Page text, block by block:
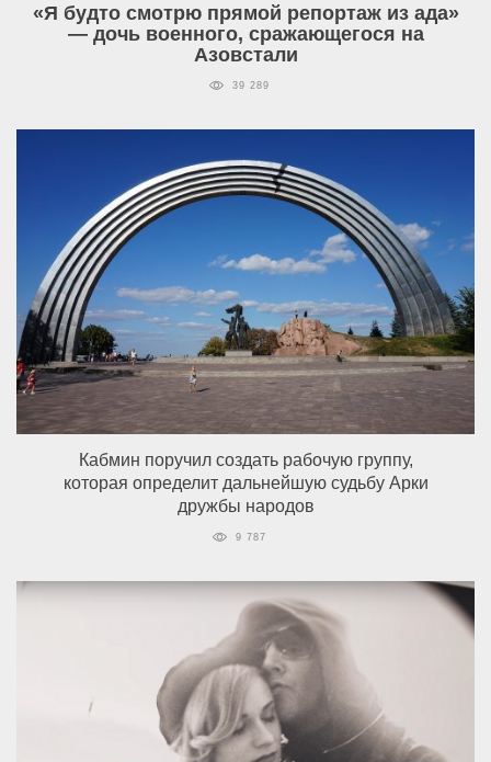
«Я будто смотрю прямой репортаж из ада»
— дочь военного, сражающегося на
Азовстали
39 289
Кабмин поручил создать рабочую группу,
которая определит дальнейшую судьбу Арки
дружбы народов
9 787